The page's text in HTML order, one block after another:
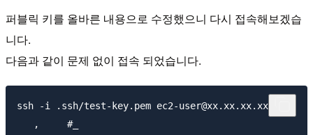
퍼블릭 키를 올바른 내용으로 수정했으니 다시 접속해보겠습
니다.
다음과 같이 문제 없이 접속 되었습니다.
ssh -i .ssh/test-key.pem ec2-user@xx.xx.xx.xx
   ,     #_